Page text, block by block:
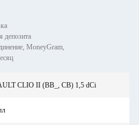
депозита
MoneyGram,
CLIO II (BB_, CB) 1,5 dCi